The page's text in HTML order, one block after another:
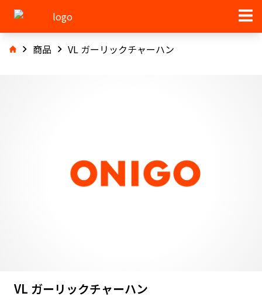
商品 VL ガーリックチャーハン
VL ガーリックチャーハン